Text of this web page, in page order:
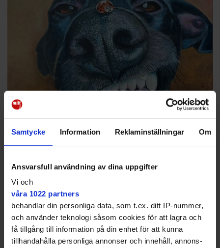
Samtycke Information Reklaminställningar Om
Ansvarsfull användning av dina uppgifter
Vi och
våra 1022 partners
behandlar din personliga data, som t.ex. ditt IP-nummer,
och använder teknologi såsom cookies för att lagra och
få tillgång till information på din enhet för att kunna
tillhandahålla personliga annonser och innehåll, annons-
Hundtavla av Memea Mohlin
– Rent generellt kräver hundar ganska mycket
stimulans, och det kan vara svårt när man har både
familjeliv och yrkesliv att tänka på.